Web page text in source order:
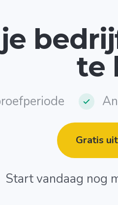
te
Gratis
Start vandaag nog